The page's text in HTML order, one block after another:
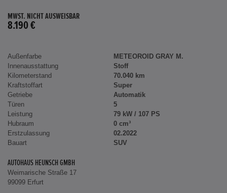
MWST. NICHT AUSWEISBAR
8.190 €
Außenfarbe
METEOROID GRAY M.
Innenausstattung
Stoff
Kilometerstand
70.040 km
Kraftstoffart
Super
Getriebe
Automatik
Türen
5
Leistung
79 kW / 107 PS
Hubraum
0 cm³
Erstzulassung
02.2022
Bauart
SUV
AUTOHAUS HEUNSCH GMBH
Weimarische Straße 17
99099 Erfurt